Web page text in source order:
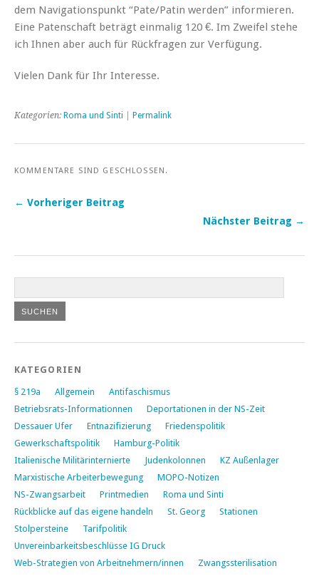
dem Navigationspunkt “Pate/Patin werden” informieren.
Eine Patenschaft beträgt einmalig 120 €. Im Zweifel stehe
ich Ihnen aber auch für Rückfragen zur Verfügung.
Vielen Dank für Ihr Interesse.
Kategorien: Roma und Sinti Permalink
KOMMENTARE SIND GESCHLOSSEN.
← Vorheriger Beitrag
Nächster Beitrag →
KATEGORIEN
§ 219a Allgemein
Antifaschismus
Betriebsrats-Informationnen
Deportationen in der NS-Zeit
Dessauer Ufer
Entnazifizierung
Friedenspolitik
Gewerkschaftspolitik
Hamburg-Politik
Italienische Militärinternierte
Judenkolonnen
KZ Außenlager
Marxistische Arbeiterbewegung
MOPO-Notizen
NS-Zwangsarbeit
Printmedien
Roma und Sinti
Rückblicke auf das eigene handeln
St. Georg
Stationen
Stolpersteine
Tarifpolitik
Unvereinbarkeitsbeschlüsse IG Druck
Web-Strategien von Arbeitnehmern/innen
Zwangssterilisation